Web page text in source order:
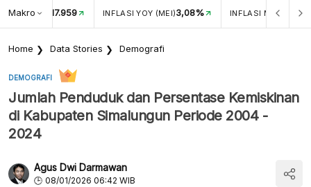
Makro
USD/IDR 17.959 INFLASI YOY (MEI)3,08% INFLASI MOM (MEI)
Home Data Stories Demografi
DEMOGRAFI
Jumlah Penduduk dan Persentase Kemiskinan
di Kabupaten Simalungun Periode 2004 -
2024
Agus Dwi Darmawan
08/01/2026 06:42 WIB